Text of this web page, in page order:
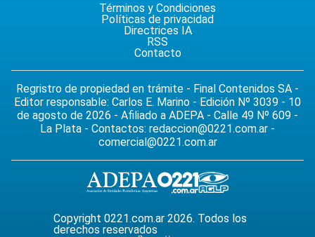
Términos y Condiciones
Políticas de privacidad
Directrices IA
RSS
Contacto
Regristro de propiedad en trámite - Final Contenidos SA -
Editor responsable: Carlos E. Marino - Edición Nº 3039 - 10
de agosto de 2026 - Afiliado a ADEPA - Calle 49 Nº 609 -
La Plata - Contactos: redaccion@0221.com.ar -
comercial@0221.com.ar
Copyright 0221.com.ar 2026. Todos los
derechos reservados